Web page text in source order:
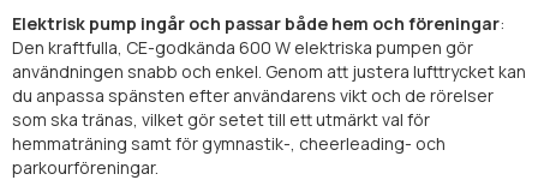
Elektrisk pump ingår och passar både hem och föreningar:
Den kraftfulla, CE-godkända 600 W elektriska pumpen gör
användningen snabb och enkel. Genom att justera lufttrycket kan
du anpassa spänsten efter användarens vikt och de rörelser
som ska tränas, vilket gör setet till ett utmärkt val för
hemmaträning samt för gymnastik-, cheerleading- och
parkourföreningar.